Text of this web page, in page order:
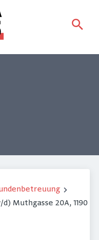
Muthgasse 20A, 1190